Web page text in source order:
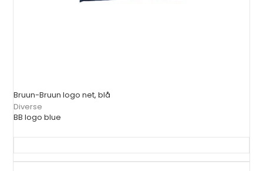
Bruun-Bruun logo net, blå
Diverse
BB logo blue